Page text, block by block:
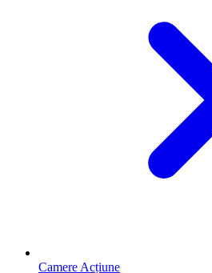
Camere Acțiune